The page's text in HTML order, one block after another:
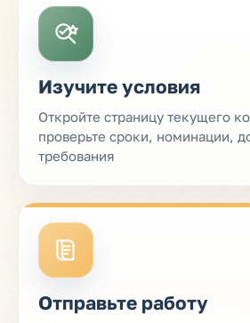
Изучите условия
Откройте страницу текущего
проверьте сроки, номинации,
требования
Отправьте работу